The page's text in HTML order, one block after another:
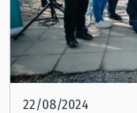
22/08/2024